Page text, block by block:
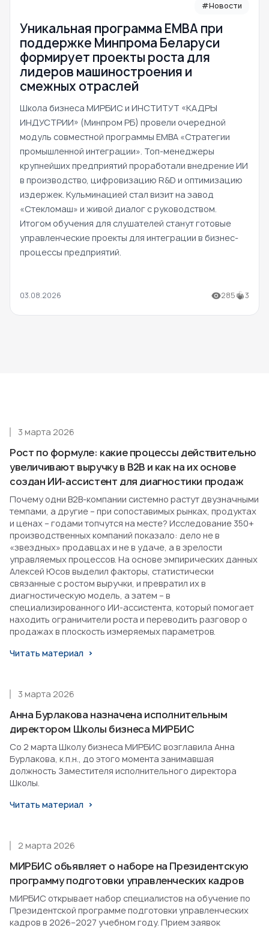
#Новости
Уникальная программа ЕМВА при
поддержке Минпрома Беларуси
формирует проекты роста для
лидеров машиностроения и
смежных отраслей
Школа бизнеса МИРБИС и ИНСТИТУТ «КАДРЫ
ИНДУСТРИИ» (Минпром РБ) провели очередной
модуль совместной программы EMBA «Стратегии
промышленной интеграции». Топ-менеджеры
крупнейших предприятий проработали внедрение ИИ
в производство, цифровизацию R&D и оптимизацию
издержек. Кульминацией стал визит на завод
«Стекломаш» и живой диалог с руководством.
Итогом обучения для слушателей станут готовые
управленческие проекты для интеграции в бизнес-
процессы предприятий.
03.08.2026 285 3
Рост по формуле: какие процессы действительно
увеличивают выручку в B2B и как на их основе
создан ИИ-ассистент для диагностики продаж
3 марта 2026
Почему одни B2B-компании системно растут двузначными
темпами, а другие – при сопоставимых рынках, продуктах
и ценах – годами топчутся на месте? Исследование 350+
производственных компаний показало: дело не в
«звездных» продавцах и не в удаче, а в зрелости
управляемых процессов. На основе эмпирических данных
Алексей Юсов выделил факторы, статистически
связанные с ростом выручки, и превратил их в
диагностическую модель, а затем – в
специализированного ИИ-ассистента, который помогает
находить ограничители роста и переводить разговор о
продажах в плоскость измеряемых параметров.
Читать материал
Анна Бурлакова назначена исполнительным
директором Школы бизнеса МИРБИС
3 марта 2026
Со 2 марта Школу бизнеса МИРБИС возглавила Анна
Бурлакова, к.п.н., до этого момента занимавшая
должность Заместителя исполнительного директора
Школы.
Читать материал
МИРБИС объявляет о наборе на Президентскую
программу подготовки управленческих кадров
2 марта 2026
МИРБИС открывает набор специалистов на обучение по
Президентской программе подготовки управленческих
кадров в 2026–2027 учебном году. Прием заявок